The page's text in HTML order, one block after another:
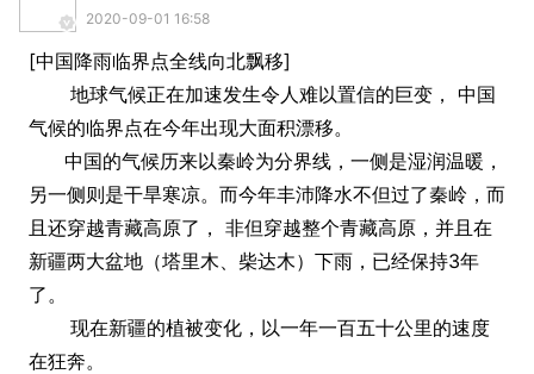
2020-09-01 16:58
[中国降雨临界点全线向北飘移]
地球气候正在加速发生令人难以置信的巨变， 中国
气候的临界点在今年出现大面积漂移。
中国的气候历来以秦岭为分界线，一侧是湿润温暖，
另一侧则是干旱寒凉。而今年丰沛降水不但过了秦岭，而
且还穿越青藏高原了， 非但穿越整个青藏高原，并且在
新疆两大盆地（塔里木、柴达木）下雨，已经保持3年
了。
现在新疆的植被变化，以一年一百五十公里的速度
在狂奔。